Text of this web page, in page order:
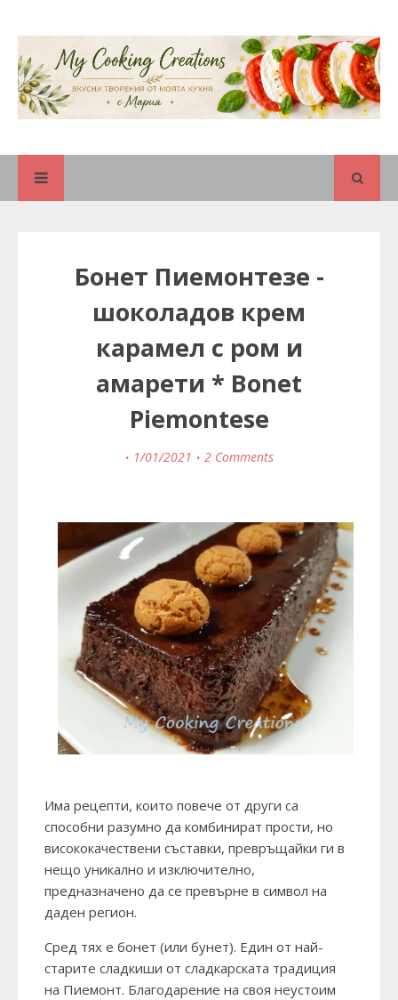
Бонет Пиемонтезе -
шоколадов крем
карамел с ром и
амарети * Bonet
Piemontese
1/01/2021 2 Comments
Има рецепти, които повече от други са
способни разумно да комбинират прости, но
висококачествени съставки, превръщайки ги в
нещо уникално и изключително,
предназначено да се превърне в символ на
даден регион.
Сред тях е бонет (или бунет). Един от най-
старите сладкиши от сладкарската традиция
на Пиемонт. Благодарение на своя неустоим